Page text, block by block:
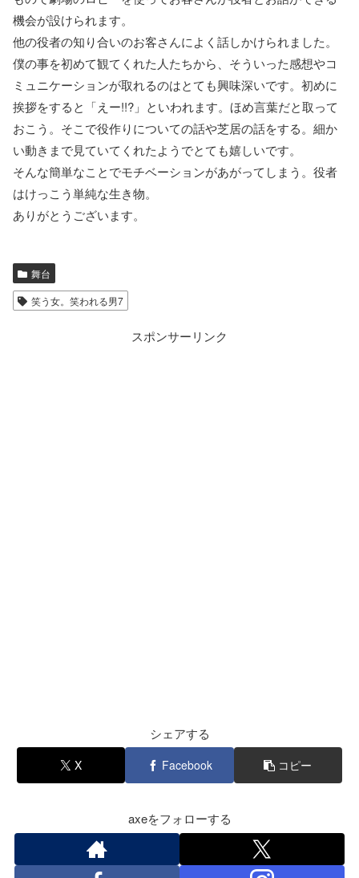
機会が設けられます。
他の役者の知り合いのお客さんによく話しかけられました。
僕の事を初めて観てくれた人たちから、そういった感想やコ
ミュニケーションが取れるのはとても興味深いです。初めに
挨拶をすると「えー!!?」といわれます。ほめ言葉だと取って
おこう。そこで役作りについての話や芝居の話をする。細か
い動きまで見ていてくれたようでとても嬉しいです。
そんな簡単なことでモチベーションがあがってしまう。役者
はけっこう単純な生き物。
ありがとうございます。
舞台
笑う女。笑われる男7
スポンサーリンク
シェアする
X Facebook コピー
axeをフォローする